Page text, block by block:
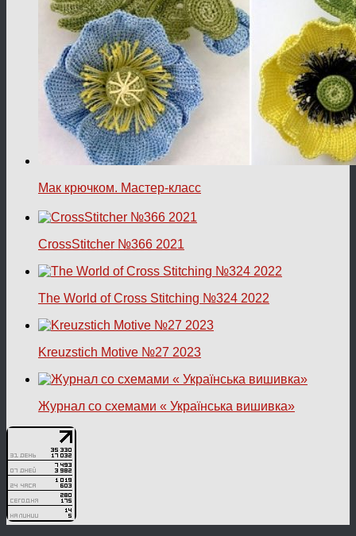
Мак крючком. Мастер-класс
CrossStitcher №366 2021
The World of Cross Stitching №324 2022
Kreuzstich Motive №27 2023
Журнал со схемами « Українська вишивка»